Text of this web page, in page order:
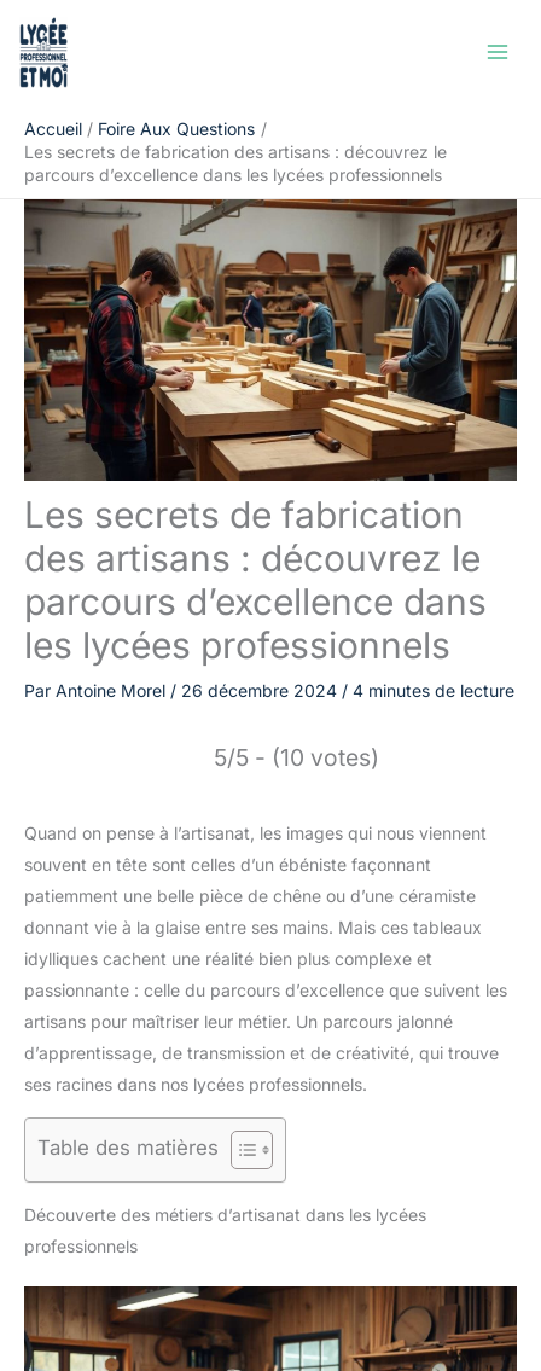
contenu
Accueil
Foire Aux Questions
Les secrets de fabrication des artisans : découvrez le
parcours d’excellence dans les lycées professionnels
Les secrets de fabrication
des artisans : découvrez le
parcours d’excellence dans
les lycées professionnels
Par Antoine Morel / 26 décembre 2024 / 4 minutes de lecture
5/5 - (10 votes)
Quand on pense à l’artisanat, les images qui nous viennent
souvent en tête sont celles d’un ébéniste façonnant
patiemment une belle pièce de chêne ou d’une céramiste
donnant vie à la glaise entre ses mains. Mais ces tableaux
idylliques cachent une réalité bien plus complexe et
passionnante : celle du parcours d’excellence que suivent les
artisans pour maîtriser leur métier. Un parcours jalonné
d’apprentissage, de transmission et de créativité, qui trouve
ses racines dans nos lycées professionnels.
Table des matières
Découverte des métiers d’artisanat dans les lycées
professionnels
Rechercher